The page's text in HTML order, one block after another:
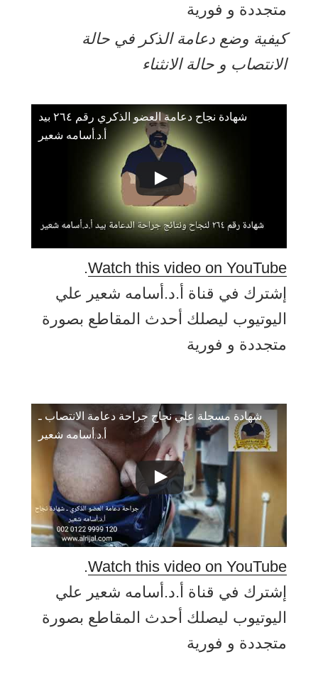
متجددة و فورية
كيفية وضع دعامة الذكر في حالة
الانتصاب و حالة الانثناء
شهادة نجاح دعامة العضو الذكري رقم ۲٦٤ بيد
أ.د.أسامه شعير
Watch this video on YouTube
.
إشترك في قناة أ.د.أسامه شعير علي
اليوتيوب ليصلك أحدث المقاطع بصورة
متجددة و فورية
شهادة مسجلة علي نجاح جراحة دعامة الانتصاب ـ
أ.د.أسامه شعير
Watch this video on YouTube
.
إشترك في قناة أ.د.أسامه شعير علي
اليوتيوب ليصلك أحدث المقاطع بصورة
متجددة و فورية